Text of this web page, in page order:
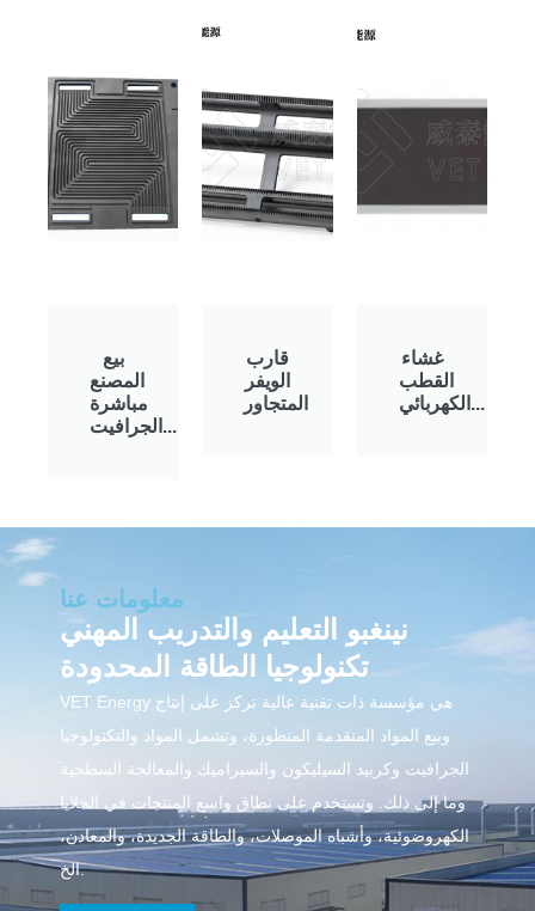
بيع
المصنع
مباشرة
الجرافيت...
قارب
الويفر
المتجاور
غشاء
القطب
الكهربائي...
معلومات عنا
نينغبو التعليم والتدريب المهني
تكنولوجيا الطاقة المحدودة
VET Energy هي مؤسسة ذات تقنية عالية تركز على إنتاج
وبيع المواد المتقدمة المتطورة، وتشمل المواد والتكنولوجيا
الجرافيت وكربيد السيليكون والسيراميك والمعالجة السطحية
وما إلى ذلك. وتستخدم على نطاق واسع المنتجات في الخلايا
الكهروضوئية، وأشباه الموصلات، والطاقة الجديدة، والمعادن،
الخ.